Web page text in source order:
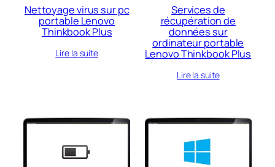
Nettoyage virus sur pc
portable Lenovo
Thinkbook Plus
Lire la suite
Services de
récupération de
données sur
ordinateur portable
Lenovo Thinkbook Plus
Lire la suite